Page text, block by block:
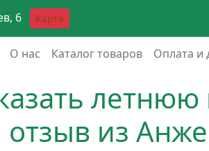
6 Карта
Основная
О нас Каталог товаров Оплата и
из